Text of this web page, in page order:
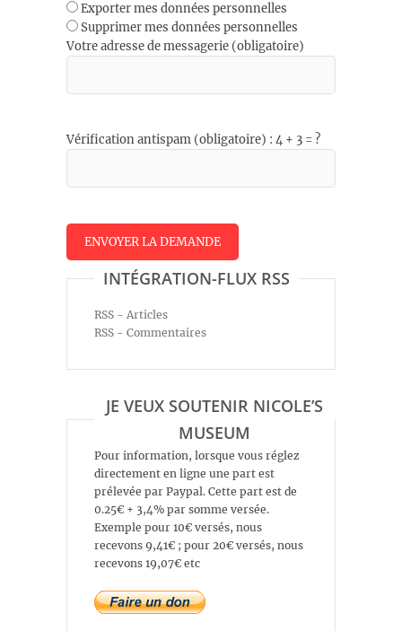
Exporter mes données personnelles
Supprimer mes données personnelles
Votre adresse de messagerie (obligatoire)
Vérification antispam (obligatoire) : 4 + 3 = ?
INTÉGRATION-FLUX RSS
RSS - Articles
RSS - Commentaires
JE VEUX SOUTENIR NICOLE’S
MUSEUM
Pour information, lorsque vous réglez
directement en ligne une part est
prélevée par Paypal. Cette part est de
0.25€ + 3,4% par somme versée.
Exemple pour 10€ versés, nous
recevons 9,41€ ; pour 20€ versés, nous
recevons 19,07€ etc